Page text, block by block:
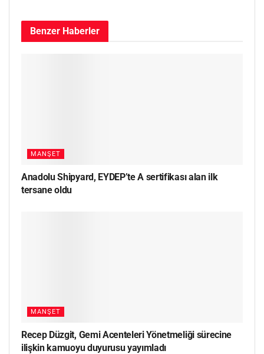
Benzer Haberler
MANŞET
Anadolu Shipyard, EYDEP’te A sertifikası alan ilk
tersane oldu
MANŞET
Recep Düzgit, Gemi Acenteleri Yönetmeliği sürecine
ilişkin kamuoyu duyurusu yayımladı